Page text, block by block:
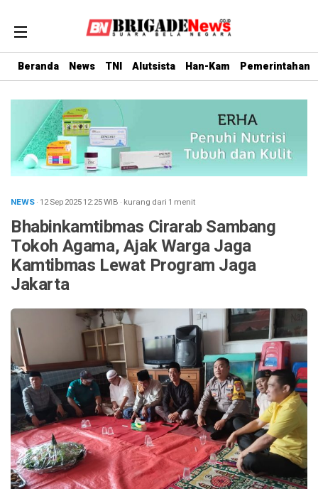
Beranda News TNI Alutsista Han-Kam Pemerintahan
NEWS· 12 Sep 202512:25WIB · kurang dari 1 menit
Bhabinkamtibmas Cirarab Sambang
Tokoh Agama, Ajak Warga Jaga
Kamtibmas Lewat Program Jaga
Jakarta